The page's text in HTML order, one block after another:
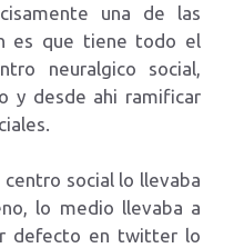
una de las
es que tiene todo el
neuralgico social,
y desde ahi ramificar
social lo llevaba
lo medio llevaba a
defecto en twitter lo